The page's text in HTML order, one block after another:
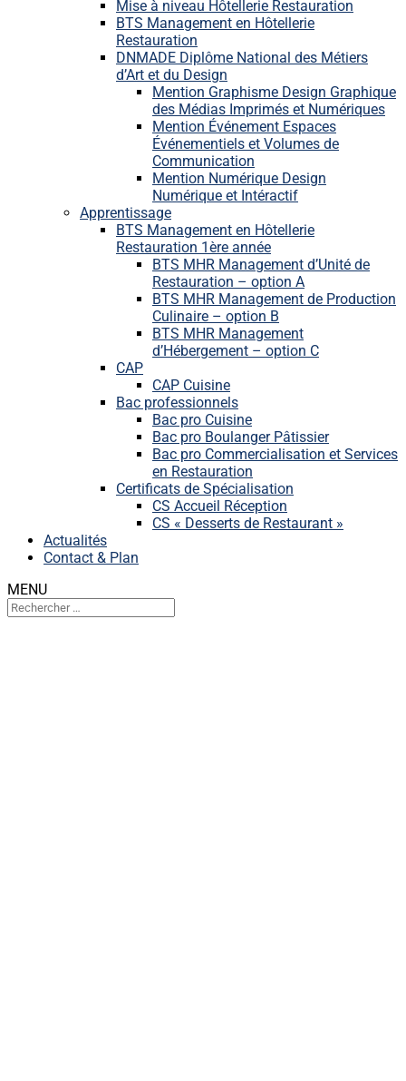
Mise à niveau Hôtellerie Restauration
BTS Management en Hôtellerie
Restauration
DNMADE Diplôme National des Métiers
d’Art et du Design
Mention Graphisme Design Graphique
des Médias Imprimés et Numériques
Mention Événement Espaces
Événementiels et Volumes de
Communication
Mention Numérique Design
Numérique et Intéractif
Apprentissage
BTS Management en Hôtellerie
Restauration 1ère année
BTS MHR Management d’Unité de
Restauration – option A
BTS MHR Management de Production
Culinaire – option B
BTS MHR Management
d’Hébergement – option C
CAP
CAP Cuisine
Bac professionnels
Bac pro Cuisine
Bac pro Boulanger Pâtissier
Bac pro Commercialisation et Services
en Restauration
Certificats de Spécialisation
CS Accueil Réception
CS « Desserts de Restaurant »
Actualités
Contact & Plan
MENU